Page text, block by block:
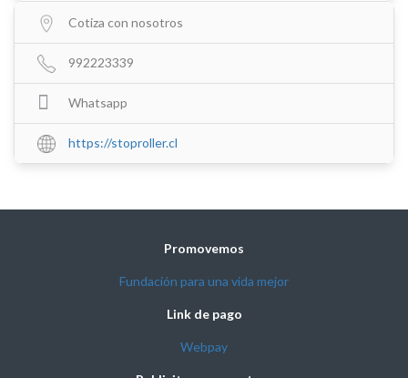
Cotiza con nosotros
992223339
Whatsapp
https://stoproller.cl
Promovemos
Fundación para una vida mejor
Link de pago
Webpay